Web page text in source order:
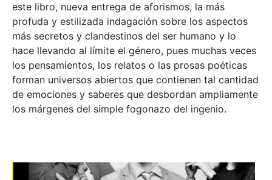
este libro, nueva entrega de aforismos, la más
profuda y estilizada indagación sobre los aspectos
más secretos y clandestinos del ser humano y lo
hace llevando al límite el género, pues muchas veces
los pensamientos, los relatos o las prosas poéticas
forman universos abiertos que contienen tal cantidad
de emociones y saberes que desbordan ampliamente
los márgenes del simple fogonazo del ingenio.